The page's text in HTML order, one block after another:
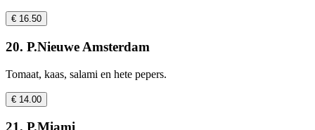
€ 16.50
20. P.Nieuwe Amsterdam
Tomaat, kaas, salami en hete pepers.
€ 14.00
21. P.Miami